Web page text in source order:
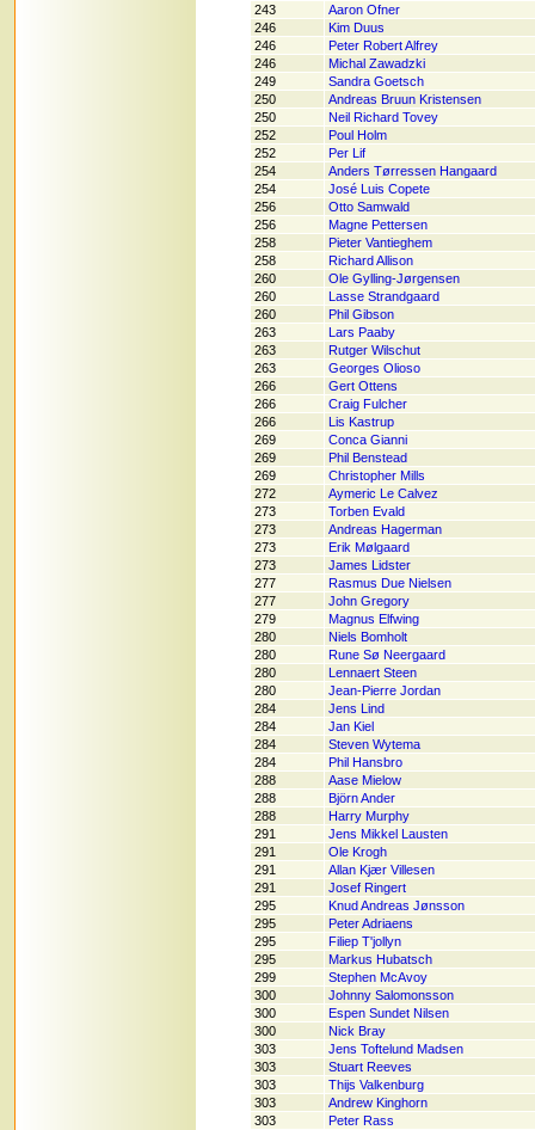
243
Aaron Ofner
246
Kim Duus
246
Peter Robert Alfrey
246
Michal Zawadzki
249
Sandra Goetsch
250
Andreas Bruun Kristensen
250
Neil Richard Tovey
252
Poul Holm
252
Per Lif
254
Anders Tørressen Hangaard
254
José Luis Copete
256
Otto Samwald
256
Magne Pettersen
258
Pieter Vantieghem
258
Richard Allison
260
Ole Gylling-Jørgensen
260
Lasse Strandgaard
260
Phil Gibson
263
Lars Paaby
263
Rutger Wilschut
263
Georges Olioso
266
Gert Ottens
266
Craig Fulcher
266
Lis Kastrup
269
Conca Gianni
269
Phil Benstead
269
Christopher Mills
272
Aymeric Le Calvez
273
Torben Evald
273
Andreas Hagerman
273
Erik Mølgaard
273
James Lidster
277
Rasmus Due Nielsen
277
John Gregory
279
Magnus Elfwing
280
Niels Bomholt
280
Rune Sø Neergaard
280
Lennaert Steen
280
Jean-Pierre Jordan
284
Jens Lind
284
Jan Kiel
284
Steven Wytema
284
Phil Hansbro
288
Aase Mielow
288
Björn Ander
288
Harry Murphy
291
Jens Mikkel Lausten
291
Ole Krogh
291
Allan Kjær Villesen
291
Josef Ringert
295
Knud Andreas Jønsson
295
Peter Adriaens
295
Filiep T'jollyn
295
Markus Hubatsch
299
Stephen McAvoy
300
Johnny Salomonsson
300
Espen Sundet Nilsen
300
Nick Bray
303
Jens Toftelund Madsen
303
Stuart Reeves
303
Thijs Valkenburg
303
Andrew Kinghorn
303
Peter Rass